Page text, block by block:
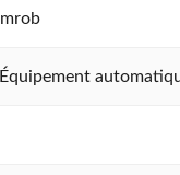
Équipement